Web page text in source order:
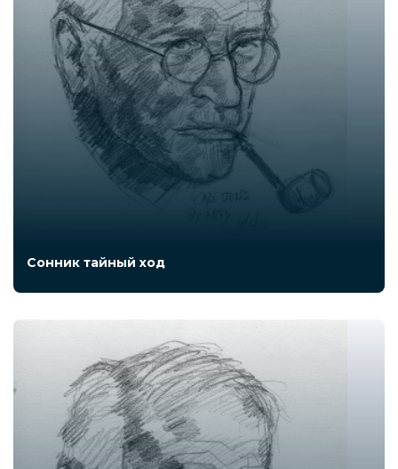
Сонник тайный ход